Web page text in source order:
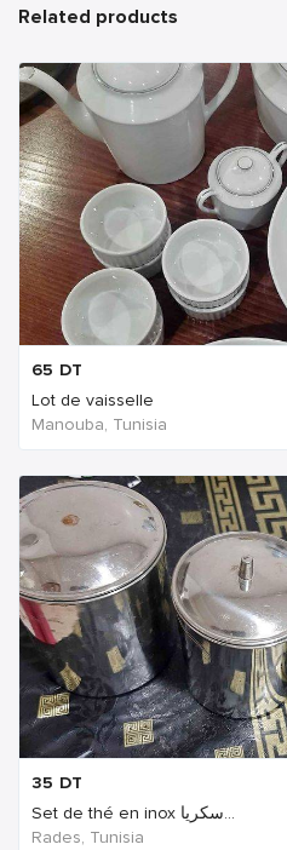
Related products
65 DT
Lot de vaisselle
Manouba, Tunisia
35 DT
Set de thé en inox سكريا...
Rades, Tunisia